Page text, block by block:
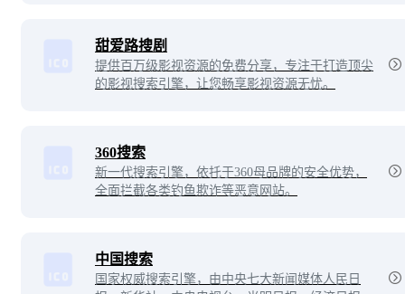
甜爱路搜剧
提供百万级影视资源的免费分享，专注于打造顶尖
的影视搜索引擎，让您畅享影视资源无忧。
360搜索
新一代搜索引擎，依托于360母品牌的安全优势，
全面拦截各类钓鱼欺诈等恶意网站。
中国搜索
国家权威搜索引擎，由中央七大新闻媒体人民日